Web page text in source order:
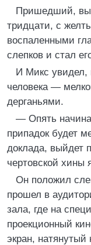
Пришедший,
тридцати, с
воспаленными
слепков и стал
И Микс увидел,
человека —
дерганьями.
— Опять
припадок будет
доклада, выйдет
чертовской хины
Он положил
прошел в
зала, где на
проекционный
экран,